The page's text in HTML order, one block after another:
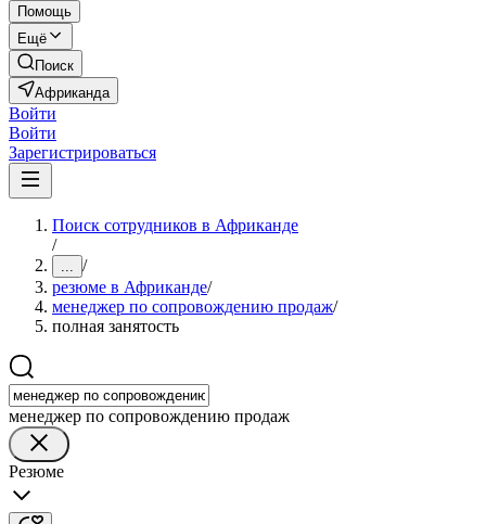
Помощь
Ещё
Поиск
Африканда
Войти
Войти
Зарегистрироваться
Поиск сотрудников в Африканде
/
... /
резюме в Африканде/
менеджер по сопровождению продаж/
полная занятость
менеджер по сопровождению продаж
Резюме